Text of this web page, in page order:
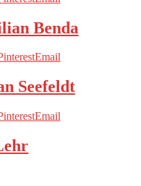
Benda
Email
Seefeldt
Email